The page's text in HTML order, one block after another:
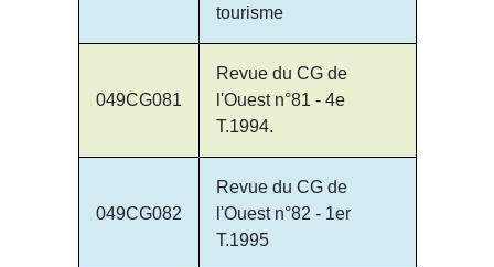
tourisme
049CG081
Revue du CG de
l'Ouest n°81 - 4e
T.1994.
049CG082
Revue du CG de
l'Ouest n°82 - 1er
T.1995